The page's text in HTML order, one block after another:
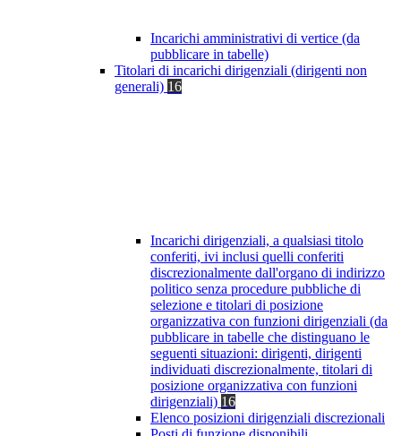
Incarichi amministrativi di vertice (da
pubblicare in tabelle)
Titolari di incarichi dirigenziali (dirigenti non
generali) 16
Incarichi dirigenziali, a qualsiasi titolo
conferiti, ivi inclusi quelli conferiti
discrezionalmente dall'organo di indirizzo
politico senza procedure pubbliche di
selezione e titolari di posizione
organizzativa con funzioni dirigenziali (da
pubblicare in tabelle che distinguano le
seguenti situazioni: dirigenti, dirigenti
individuati discrezionalmente, titolari di
posizione organizzativa con funzioni
dirigenziali) 16
Elenco posizioni dirigenziali discrezionali